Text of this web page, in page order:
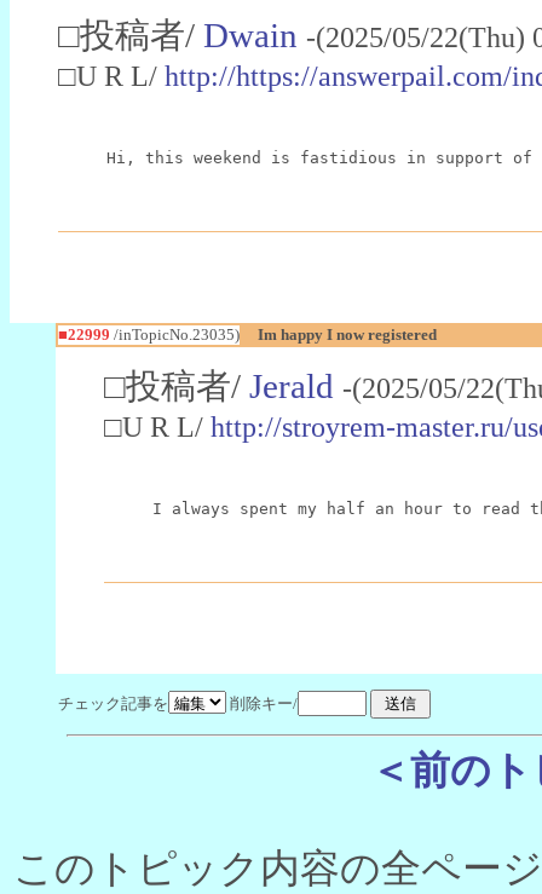
□投稿者/ Dwain -(2025/05/
□U R L/ http://https://answerpail.com/
Hi, this weekend is fastidious in support of
■22999 /inTopicNo.23035) Im happy I now registered
□投稿者/ Jerald -(2025/05/
□U R L/ http://stroyrem-master.ru/
I always spent my half an hour to
チェック記事を 削除キー/
＜前の
このトピック内容の全ペー